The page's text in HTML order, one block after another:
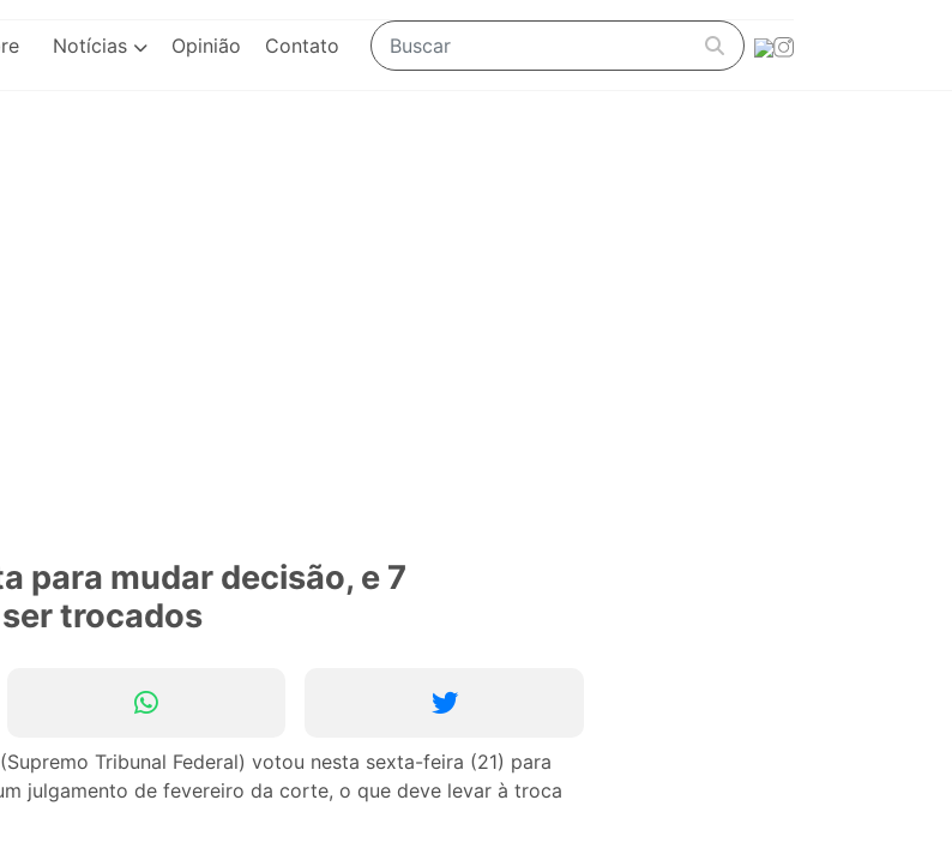
Notícias Opinião Contato
para mudar decisão, e 7
trocados
Tribunal Federal) votou nesta sexta-feira (21) para
julgamento de fevereiro da corte, o que deve levar à troca